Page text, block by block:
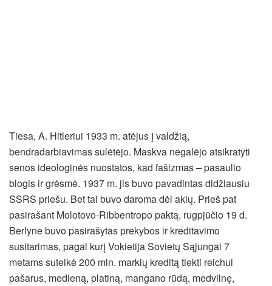
Tiesa, A. Hitleriui 1933 m. atėjus į valdžią,
bendradarbiavimas sulėtėjo. Maskva negalėjo atsikratyti
senos ideologinės nuostatos, kad fašizmas – pasaulio
blogis ir grėsmė. 1937 m. jis buvo pavadintas didžiausiu
SSRS priešu. Bet tai buvo daroma dėl akių. Prieš pat
pasirašant Molotovo-Ribbentropo paktą, rugpjūčio 19 d.
Berlyne buvo pasirašytas prekybos ir kreditavimo
susitarimas, pagal kurį Vokietija Sovietų Sąjungai 7
metams suteikė 200 mln. markių kreditą tiekti reichui
pašarus, medieną, platiną, mangano rūdą, medvilnę,